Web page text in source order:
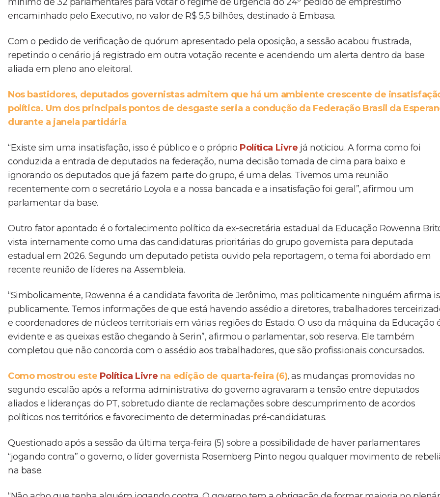
encaminhado pelo Executivo, no valor de R$ 5,5 bilhões, destinado à Embasa.
Com o pedido de verificação de quórum apresentado pela oposição, a sessão acabou frustrada,
repetindo o cenário já registrado em outra votação recente e acendendo um alerta dentro da base
aliada em pleno ano eleitoral.
Nos bastidores, deputados governistas admitem que há um ambiente crescente de
política. Um dos principais pontos de desgaste seria a condução da Federação Brasil da
durante a janela partidária.
“Existe sim uma insatisfação, isso é público e o próprio Política Livre já noticiou. A forma como foi
conduzida a entrada de deputados na federação, numa decisão tomada de cima para baixo e
ignorando os deputados que já fazem parte do grupo, é uma delas. Tivemos uma reunião
recentemente com o secretário Loyola e a nossa bancada e a insatisfação foi geral”, afirmou um
parlamentar da base.
Outro fator apontado é o fortalecimento político da ex-secretária estadual da Educação Rowenna
vista internamente como uma das candidaturas prioritárias do grupo governista para deputada
estadual em 2026. Segundo um deputado petista ouvido pela reportagem, o tema foi abordado em
recente reunião de líderes na Assembleia.
“Simbolicamente, Rowenna é a candidata favorita de Jerônimo, mas politicamente ninguém afirma
publicamente. Temos informações de que está havendo assédio a diretores, trabalhadores
e coordenadores de núcleos territoriais em várias regiões do Estado. O uso da máquina da Educação
evidente e as queixas estão chegando à Serin”, afirmou o parlamentar, sob reserva. Ele também
completou que não concorda com o assédio aos trabalhadores, que são profissionais concursados.
Como mostrou este Política Livre na edição de quarta-feira (6), as mudanças promovidas no
segundo escalão após a reforma administrativa do governo agravaram a tensão entre deputados
aliados e lideranças do PT, sobretudo diante de reclamações sobre descumprimento de acordos
políticos nos territórios e favorecimento de determinadas pré-candidaturas.
Questionado após a sessão da última terça-feira (5) sobre a possibilidade de haver parlamentares
“jogando contra” o governo, o líder governista Rosemberg Pinto negou qualquer movimento de
na base.